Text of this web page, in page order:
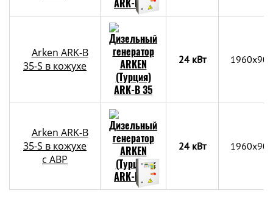
Arken ARK-B
35-S в кожухе
24 кВт
Arken ARK-B
35-S в кожухе
с АВР
24 кВт